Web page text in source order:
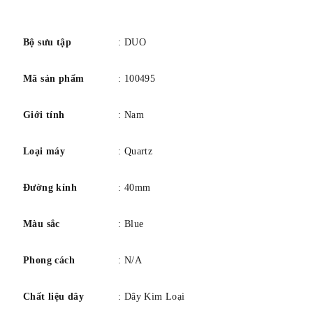
Bộ sưu tập : DUO
Mã sản phẩm : 100495
Giới tính : Nam
Loại máy : Quartz
Đường kính : 40mm
Màu sắc : Blue
Phong cách : N/A
Chất liệu dây : Dây Kim Loại